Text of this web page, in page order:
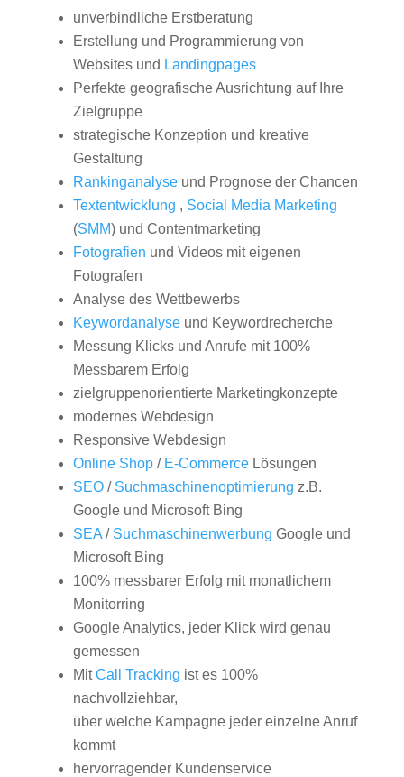
unverbindliche Erstberatung
Erstellung und Programmierung von
Websites und Landingpages
Perfekte geografische Ausrichtung auf Ihre
Zielgruppe
strategische Konzeption und kreative
Gestaltung
Rankinganalyseund Prognose der Chancen
Textentwicklung , Social Media Marketing
(SMM) und Contentmarketing
Fotografien und Videos mit eigenen
Fotografen
Analyse des Wettbewerbs
Keywordanalyseund Keywordrecherche
Messung Klicks und Anrufe mit 100%
Messbarem Erfolg
zielgruppenorientierte Marketingkonzepte
modernes Webdesign
Responsive Webdesign
Online Shop/ E-CommerceLösungen
SEO/ Suchmaschinenoptimierung z.B.
Google und Microsoft Bing
SEA/ Suchmaschinenwerbung Google und
Microsoft Bing
100% messbarer Erfolg mit monatlichem
Monitorring
Google Analytics, jeder Klick wird genau
gemessen
MitCall Tracking ist es 100%
nachvollziehbar,
über welche Kampagne jeder einzelne Anruf
kommt
hervorragender Kundenservice